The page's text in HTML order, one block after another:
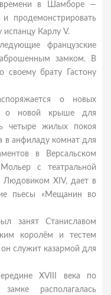
времени в Шамборе —
и продемонстрировать
испанцу Карлу V.
французские
замком. В
брату Гастону
о новых
о новой крыше для
четыре жилых покоя
в анфиладу комнат для
в Версальском
с театральной
Людовиком XIV, дает в
пьесы «Мещанин во
занят Станиславом
королём и тестем
служит казармой для
XVIII века по
располагалась